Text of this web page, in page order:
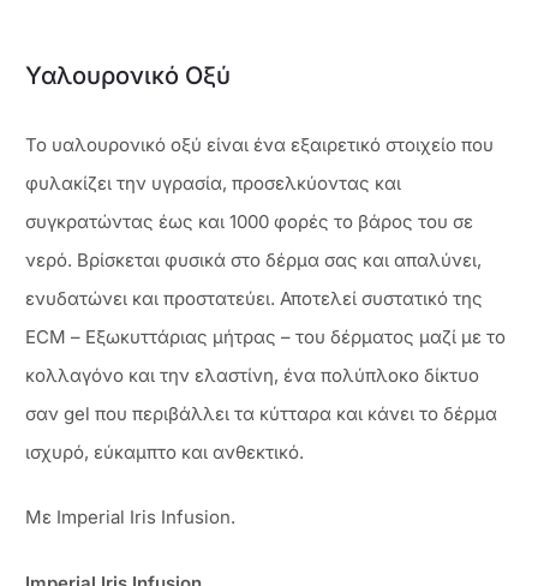
Υαλουρονικό Οξύ
Το υαλουρονικό οξύ είναι ένα εξαιρετικό στοιχείο που
φυλακίζει την υγρασία, προσελκύοντας και
συγκρατώντας έως και 1000 φορές το βάρος του σε
νερό. Βρίσκεται φυσικά στο δέρμα σας και απαλύνει,
ενυδατώνει και προστατεύει. Αποτελεί συστατικό της
ECM – Εξωκυττάριας μήτρας – του δέρματος μαζί με το
κολλαγόνο και την ελαστίνη, ένα πολύπλοκο δίκτυο
σαν gel που περιβάλλει τα κύτταρα και κάνει το δέρμα
ισχυρό, εύκαμπτο και ανθεκτικό.
Με Imperial Iris Infusion.